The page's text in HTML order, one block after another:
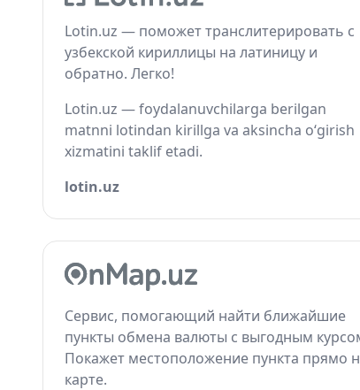
Lotin.uz — поможет транслитерировать с
узбекской кириллицы на латиницу и
обратно. Легко!
Lotin.uz — foydalanuvchilarga berilgan
matnni lotindan kirillga va aksincha o‘girish
xizmatini taklif etadi.
lotin.uz
Сервис, помогающий найти ближайшие
пункты обмена валюты с выгодным
Покажет местоположение пункта прямо
карте.